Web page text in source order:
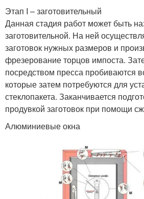
Этап I – заготовительный
Данная стадия работ может быть
заготовительной. На ней
заготовок нужных размеров и
фрезерование торцов импоста.
посредством пресса пробиваются
которые затем потребуются для
стеклопакета. Заканчивается
продувкой заготовок при помощи
Алюминиевые окна